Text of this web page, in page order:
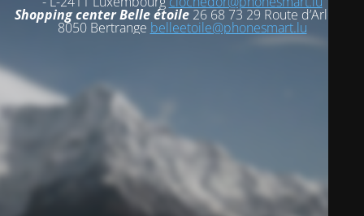
Shopping center Belle étoile 26 68 73 29 Route d’Arlon -
8050 Bertrange belleetoile@phonesmart.lu